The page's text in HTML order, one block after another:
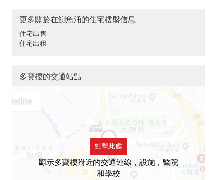
更多關於在鰂魚涌的住宅樓盤信息
住宅出售
住宅出租
多寶樓的交通站點
點擊此處
顯示多寶樓附近的交通連線，設施，醫院
和學校